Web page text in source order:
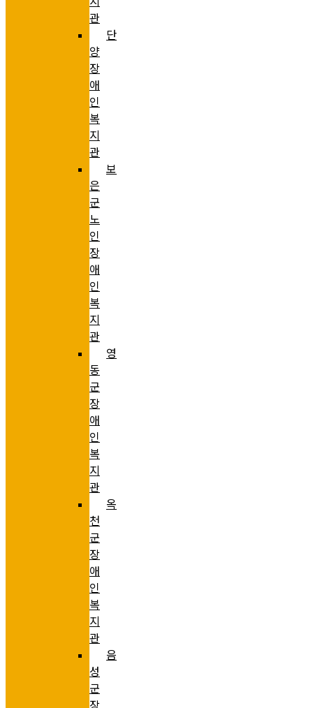
관
단
양
장
애
인
복
지
관
보
은
군
노
인
장
애
인
복
지
관
영
동
군
장
애
인
복
지
관
옥
천
군
장
애
인
복
지
관
음
성
군
장